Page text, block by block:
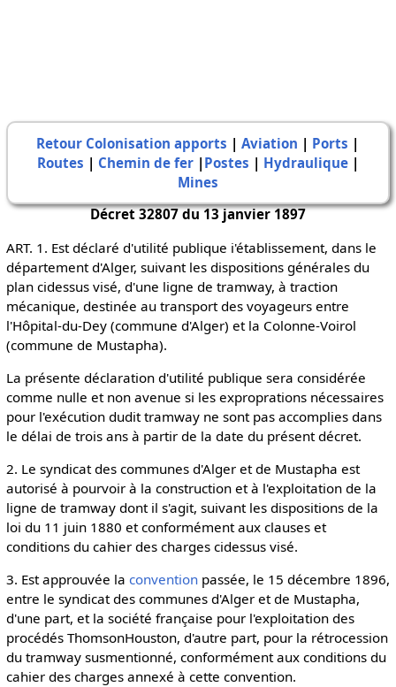
Retour Colonisation apports |Aviation | Ports |
Routes | Chemin de fer| Postes | Hydraulique|
Mines
Décret 32807 du 13 janvier 1897
ART. 1. Est déclaré d'utilité publique i'établissement, dans le
département d'Alger, suivant les dispositions générales du
plan cidessus visé, d'une ligne de tramway, à traction
mécanique, destinée au transport des voyageurs entre
l'Hôpital-du-Dey (commune d'Alger) et la Colonne-Voirol
(commune de Mustapha).
La présente déclaration d'utilité publique sera considérée
comme nulle et non avenue si les exproprations nécessaires
pour l'exécution dudit tramway ne sont pas accomplies dans
le délai de trois ans à partir de la date du présent décret.
2. Le syndicat des communes d'Alger et de Mustapha est
autorisé à pourvoir à la construction et à l'exploitation de la
ligne de tramway dont il s'agit, suivant les dispositions de la
loi du 11 juin 1880 et conformément aux clauses et
conditions du cahier des charges cidessus visé.
3. Est approuvée la conventionpassée, le 15 décembre 1896,
entre le syndicat des communes d'Alger et de Mustapha,
d'une part, et la société française pour l'exploitation des
procédés ThomsonHouston, d'autre part, pour la rétrocession
du tramway susmentionné, conformément aux conditions du
cahier des charges annexé à cette convention.